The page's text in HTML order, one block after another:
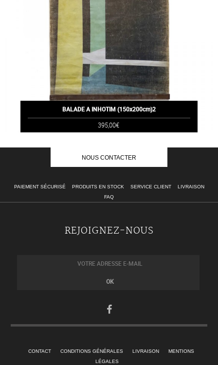
BALADE A INHOTIM (150x200cm)2
395,00€
NOUS CONTACTER
PAIEMENT SÉCURISÉ PRODUITS EN STOCK SERVICE CLIENT
LIVRAISON
FAQ
REJOIGNEZ-NOUS
CONTACT CONDITIONS GÉNÉRALES LIVRAISON
MENTIONS
LÉGALES